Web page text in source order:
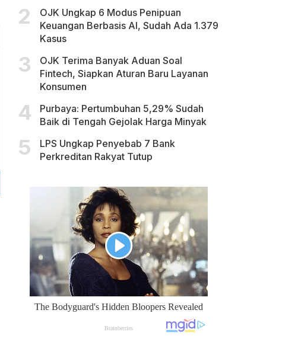
OJK Ungkap 6 Modus Penipuan
Keuangan Berbasis AI, Sudah Ada 1.379
Kasus
OJK Terima Banyak Aduan Soal
Fintech, Siapkan Aturan Baru Layanan
Konsumen
Purbaya: Pertumbuhan 5,29% Sudah
Baik di Tengah Gejolak Harga Minyak
LPS Ungkap Penyebab 7 Bank
Perkreditan Rakyat Tutup